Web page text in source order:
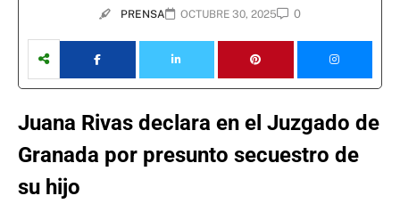
PRENSA OCTUBRE 30, 2025 0
Juana Rivas declara en el Juzgado de
Granada por presunto secuestro de
su hijo